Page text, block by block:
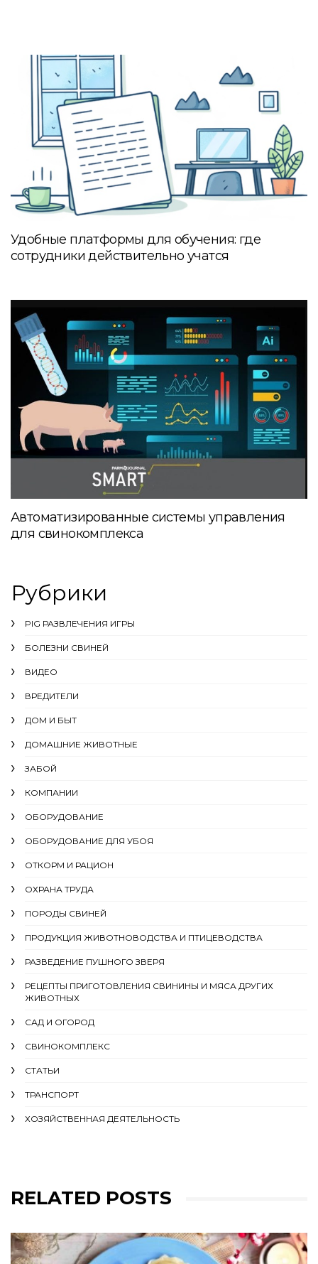
Удобные платформы для обучения: где
сотрудники действительно учатся
Автоматизированные системы управления
для свинокомплекса
Рубрики
PIG РАЗВЛЕЧЕНИЯ ИГРЫ
БОЛЕЗНИ СВИНЕЙ
ВИДЕО
ВРЕДИТЕЛИ
ДОМ И БЫТ
ДОМАШНИЕ ЖИВОТНЫЕ
ЗАБОЙ
КОМПАНИИ
ОБОРУДОВАНИЕ
ОБОРУДОВАНИЕ ДЛЯ УБОЯ
ОТКОРМ И РАЦИОН
ОХРАНА ТРУДА
ПОРОДЫ СВИНЕЙ
ПРОДУКЦИЯ ЖИВОТНОВОДСТВА И ПТИЦЕВОДСТВА
РАЗВЕДЕНИЕ ПУШНОГО ЗВЕРЯ
РЕЦЕПТЫ ПРИГОТОВЛЕНИЯ СВИНИНЫ И МЯСА ДРУГИХ
ЖИВОТНЫХ
САД И ОГОРОД
СВИНОКОМПЛЕКС
СТАТЬИ
ТРАНСПОРТ
ХОЗЯЙСТВЕННАЯ ДЕЯТЕЛЬНОСТЬ
RELATED POSTS